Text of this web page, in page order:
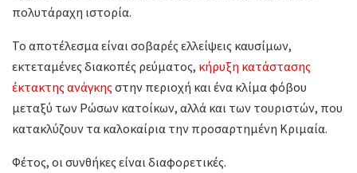
πολυτάραχη ιστορία.
Το αποτέλεσμα είναι σοβαρές ελλείψεις καυσίμων,
εκτεταμένες διακοπές ρεύματος, κήρυξη κατάστασης
έκτακτης ανάγκηςστην περιοχή και ένα κλίμα φόβου
μεταξύ των Ρώσων κατοίκων, αλλά και των τουριστών, που
κατακλύζουν τα καλοκαίρια την προσαρτημένη Κριμαία.
Φέτος, οι συνθήκες είναι διαφορετικές.